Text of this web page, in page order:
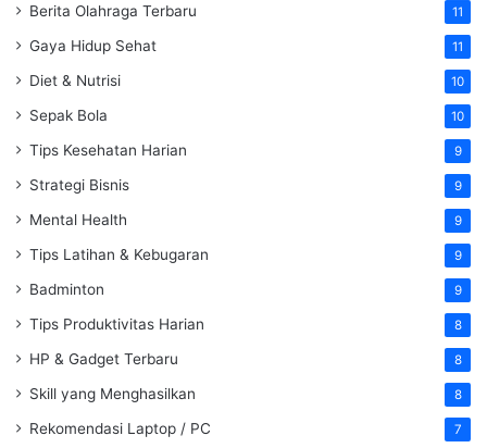
Berita Olahraga Terbaru 11
Gaya Hidup Sehat 11
Diet & Nutrisi 10
Sepak Bola 10
Tips Kesehatan Harian 9
Strategi Bisnis 9
Mental Health 9
Tips Latihan & Kebugaran 9
Badminton 9
Tips Produktivitas Harian 8
HP & Gadget Terbaru 8
Skill yang Menghasilkan 8
Rekomendasi Laptop / PC 7